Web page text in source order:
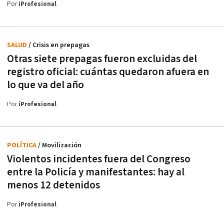
PoriProfesional
Otras siete prepagas fueron excluidas del
registro oficial: cuántas quedaron afuera en
lo que va del año
SALUD / Crisis en prepagas
PoriProfesional
Violentos incidentes fuera del Congreso
entre la Policía y manifestantes: hay al
menos 12 detenidos
POLÍTICA/ Movilización
PoriProfesional